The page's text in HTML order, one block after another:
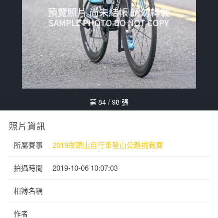
第 84 / 98 張
照片資訊
所屬賽事 2019崁頭山自行車登山公路挑戰賽
拍攝時間 2019-10-06 10:07:03
相簿名稱
作者